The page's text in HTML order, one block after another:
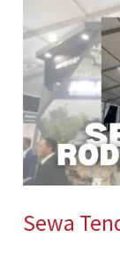
Sewa
Tenda
Roders
Jakarta